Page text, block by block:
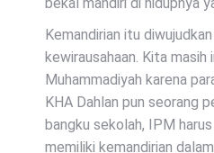
Kemandirian itu
kewirausahaan. Kita masih
Muhammadiyah karena
KHA Dahlan pun seorang
bangku sekolah, IPM
memiliki kemandirian